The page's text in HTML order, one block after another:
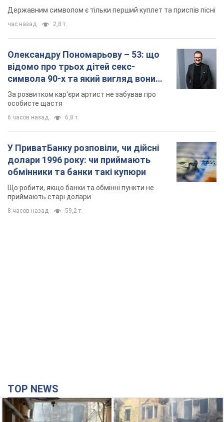
Державним символом є тільки перший куплет та приспів пісні
час назад 2,8 т.
Олександру Пономарьову – 53: що
відомо про трьох дітей секс-
символа 90-х та який вигляд вони
мають
За розвитком кар'єри артист не забував про
особисте щастя
6 часов назад 6,8 т.
У ПриватБанку розповіли, чи дійсні
долари 1996 року: чи приймають
обмінники та банки такі купюри
Що робити, якщо банки та обмінні пункти не
приймають старі долари
8 часов назад 59,2 т.
TOP NEWS